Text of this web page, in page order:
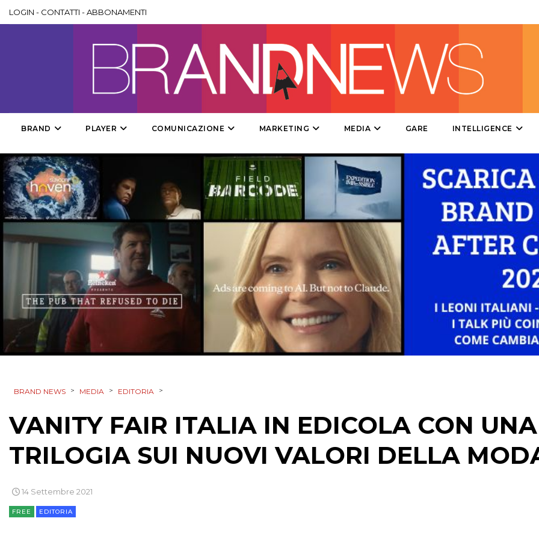
STRATEGIE
EDITORIA
RADIO / AUDIO
TV
DATI
PREVISIONI/SCENARI
LOGIN - CONTATTI -ABBONAMENTI
BRAND PLAYER COMUNICAZIONE MARKETING MEDIA GARE INTELLIGENCE
BRAND NEWS > MEDIA > EDITORIA >
VANITY FAIR ITALIA IN EDICOLA CON UNA
TRILOGIA SUI NUOVI VALORI DELLA
14 Settembre 2021
FREE EDITORIA